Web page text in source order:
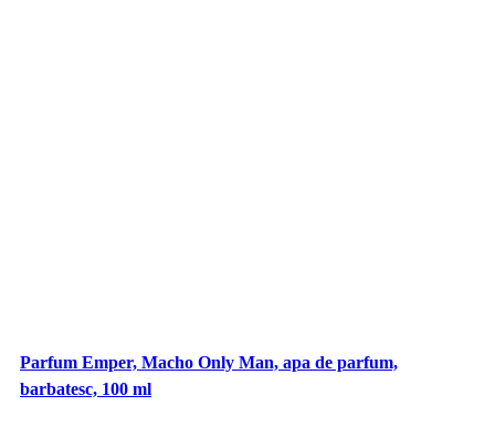
Parfum Emper, Macho Only Man, apa de parfum,
barbatesc, 100 ml